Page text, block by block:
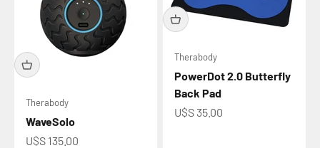
Therabody
WaveSolo
Precio de oferta
U$S 135.00
Therabody
PowerDot 2.0 Butterfly
Back Pad
Precio de oferta
U$S 35.00